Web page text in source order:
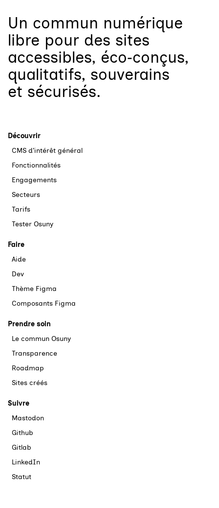
Un commun numérique
libre pour des sites
accessibles, éco‑conçus,
qualitatifs, souverains
et sécurisés.
Découvrir
CMS d’intérêt général
Fonctionnalités
Engagements
Secteurs
Tarifs
Tester Osuny
Faire
Aide
Dev
Thème Figma
Composants Figma
Prendre soin
Le commun Osuny
Transparence
Roadmap
Sites créés
Suivre
Mastodon
Github
Gitlab
LinkedIn
Statut